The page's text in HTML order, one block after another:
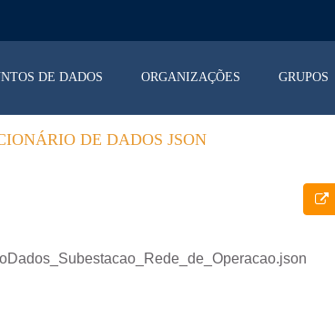
DE DADOS ORGANIZAÇÕES GRUPOS
DE DADOS JSON